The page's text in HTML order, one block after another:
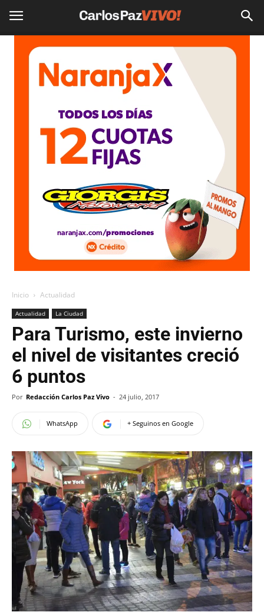
Inicio Actualidad
Actualidad La Ciudad
Para Turismo, este invierno
el nivel de visitantes creció
6 puntos
Por Redacción Carlos Paz Vivo - 24 julio, 2017
WhatsApp + Seguinos en Google